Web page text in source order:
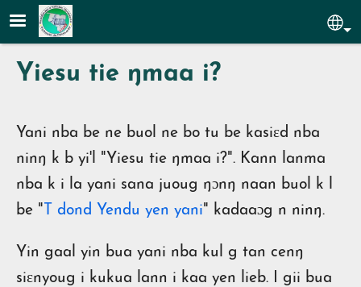
Aller au contenu principal
Yiesu tie ŋmaa i?
Yani nba be ne buol ne bo tu be kasiɛd nba
ninŋ k b yi'l "Yiesu tie ŋmaa i?". Kann lanma
nba k i la yani sana juoug ŋɔnŋ naan buol k l
be " T dond Yendu yen yani" kadaaɔg n ninŋ.
Yin gaal yin bua yani nba kul g tan cenŋ
siɛnyoug i kukua lann i kaa yen lieb. I gii bua